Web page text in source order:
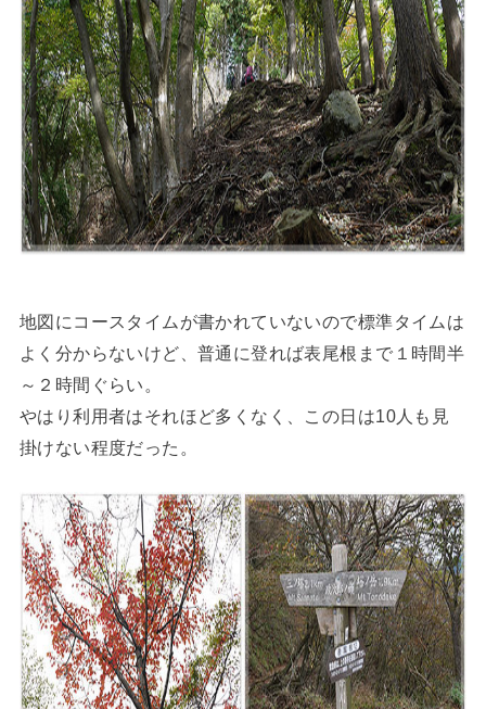
地図にコースタイムが書かれていないので標準タイムは
よく分からないけど、普通に登れば表尾根まで１時間半
～２時間ぐらい。
やはり利用者はそれほど多くなく、この日は10人も見
掛けない程度だった。